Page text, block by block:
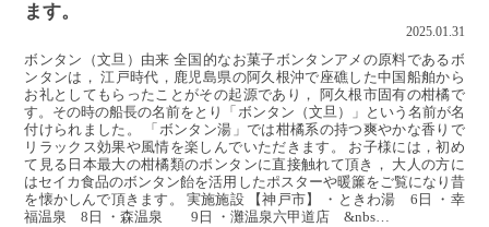
ます。
2025.01.31
ボンタン（文旦）由来 全国的なお菓子ボンタンアメの原料であるボ
ンタンは， 江戸時代，鹿児島県の阿久根沖で座礁した中国船舶から
お礼としてもらったことがその起源であり， 阿久根市固有の柑橘で
す。その時の船長の名前をとり「ボンタン（文旦）」という名前が名
付けられました。 「ボンタン湯」では柑橘系の持つ爽やかな香りで
リラックス効果や風情を楽しんでいただきます。 お子様には，初め
て見る日本最大の柑橘類のボンタンに直接触れて頂き， 大人の方に
はセイカ食品のボンタン飴を活用したポスターや暖簾をご覧になり昔
を懐かしんで頂きます。 実施施設 【神戸市】 ・ときわ湯 6日 ・幸
福温泉 8日 ・森温泉 9日 ・灘温泉六甲道店 &nbs…